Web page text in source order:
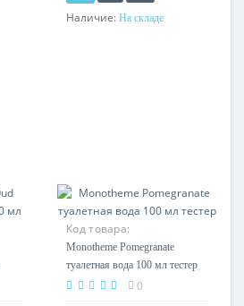
Наличие: На складе
Код товара:
Monotheme Pomegranate
туалетная вода 100 мл тестер
0